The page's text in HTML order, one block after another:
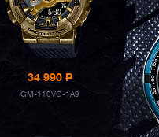
34 990P
GM-110VG-1A9